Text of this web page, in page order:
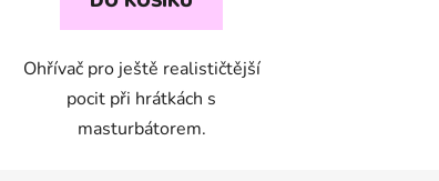
Ohřívač pro ještě realističtější
pocit při hrátkách s
masturbátorem.